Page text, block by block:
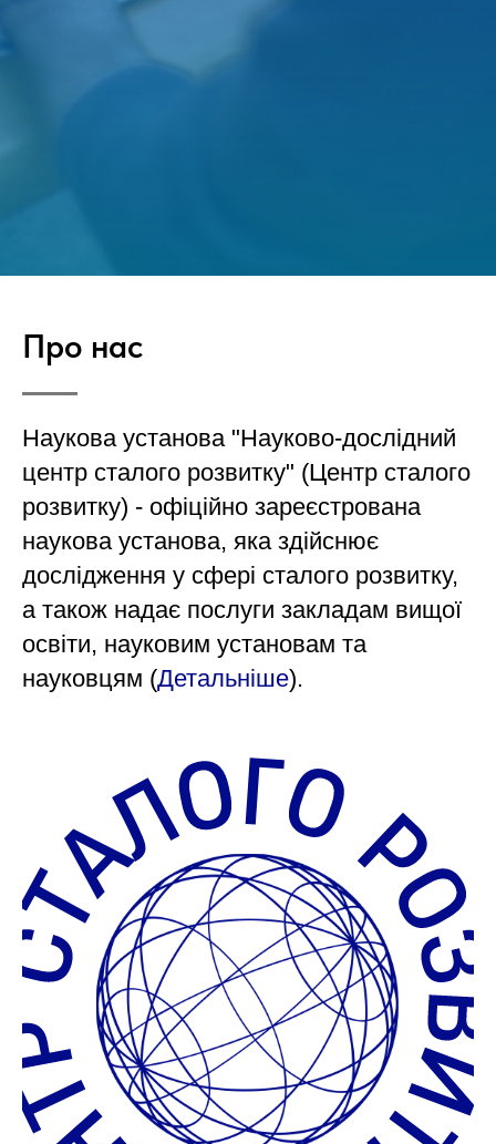
Про нас
Наукова установа "Науково-дослідний
центр сталого розвитку" (Центр сталого
розвитку) - офіційно зареєстрована
наукова установа, яка здійснює
дослідження у сфері сталого розвитку,
а також надає послуги закладам вищої
освіти, науковим установам та
науковцям (Детальніше).